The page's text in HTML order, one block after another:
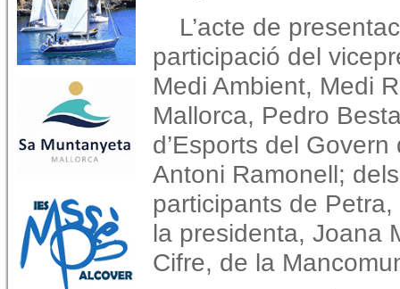
L’acte de
participació del
Medi Ambient, Medi
Mallorca, Pedro
d’Esports del
Antoni Ramonell;
participants de
la presidenta, Joana
Cifre, de la